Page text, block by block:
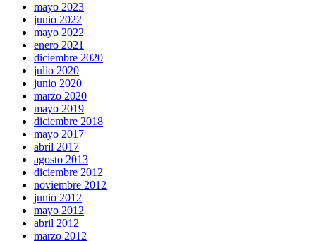
mayo 2023
junio 2022
mayo 2022
enero 2021
diciembre 2020
julio 2020
junio 2020
marzo 2020
mayo 2019
diciembre 2018
mayo 2017
abril 2017
agosto 2013
diciembre 2012
noviembre 2012
junio 2012
mayo 2012
abril 2012
marzo 2012